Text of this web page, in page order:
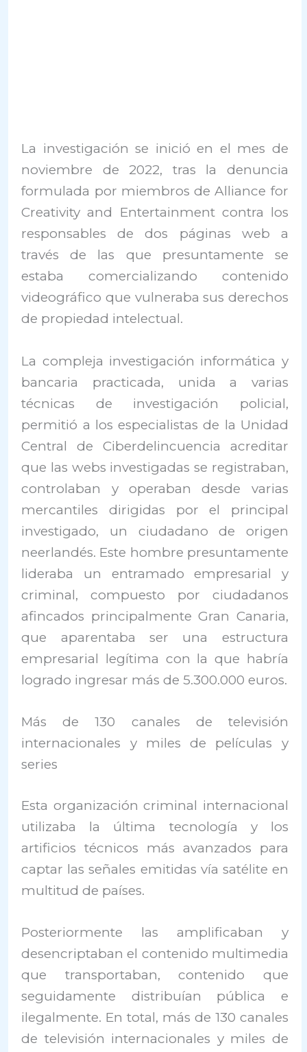
La investigación se inició en el mes de
noviembre de 2022, tras la denuncia
formulada por miembros de Alliance for
Creativity and Entertainment contra los
responsables de dos páginas web a
través de las que presuntamente se
estaba comercializando contenido
videográfico que vulneraba sus derechos
de propiedad intelectual.
La compleja investigación informática y
bancaria practicada, unida a varias
técnicas de investigación policial,
permitió a los especialistas de la Unidad
Central de Ciberdelincuencia acreditar
que las webs investigadas se registraban,
controlaban y operaban desde varias
mercantiles dirigidas por el principal
investigado, un ciudadano de origen
neerlandés. Este hombre presuntamente
lideraba un entramado empresarial y
criminal, compuesto por ciudadanos
afincados principalmente Gran Canaria,
que aparentaba ser una estructura
empresarial legítima con la que habría
logrado ingresar más de 5.300.000 euros.
Más de 130 canales de televisión
internacionales y miles de películas y
series
Esta organización criminal internacional
utilizaba la última tecnología y los
artificios técnicos más avanzados para
captar las señales emitidas vía satélite en
multitud de países.
Posteriormente las amplificaban y
desencriptaban el contenido multimedia
que transportaban, contenido que
seguidamente distribuían pública e
ilegalmente. En total, más de 130 canales
de televisión internacionales y miles de